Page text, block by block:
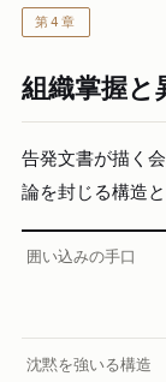
第4章
組織掌握と
告発文書が描く
論を封じる構造
囲い込みの手口
沈黙を強いる構造